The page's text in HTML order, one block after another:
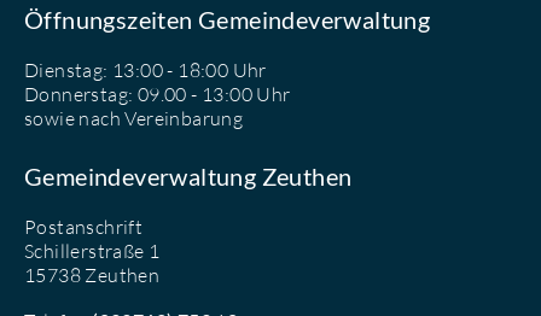
Öffnungszeiten Gemeindeverwaltung
Dienstag: 13:00 - 18:00 Uhr
Donnerstag: 09.00 - 13:00 Uhr
sowie nach Vereinbarung
Gemeindeverwaltung Zeuthen
Postanschrift
Schillerstraße 1
15738 Zeuthen